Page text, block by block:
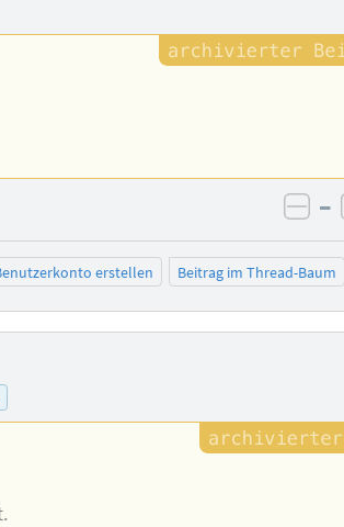
–
erstellen Beitrag im Thread-Baum